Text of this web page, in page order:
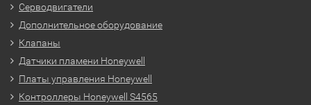
Серводвигатели
Дополнительное оборудование
Клапаны
Датчики пламени Honeywell
Платы управления Honeywell
Контроллеры Honeywell S4565